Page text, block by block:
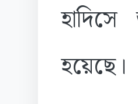
হয়েছে।